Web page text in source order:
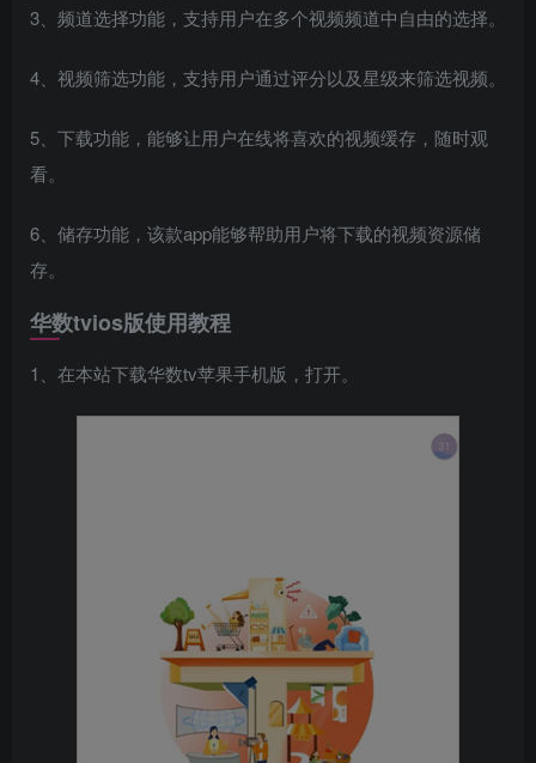
3、频道选择功能，支持用户在多个视频频道中自由的选择。
4、视频筛选功能，支持用户通过评分以及星级来筛选视频。
5、下载功能，能够让用户在线将喜欢的视频缓存，随时观
看。
6、储存功能，该款app能够帮助用户将下载的视频资源储
存。
华数tvios版使用教程
1、在本站下载华数tv苹果手机版，打开。